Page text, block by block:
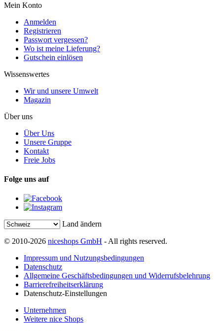
Mein Konto
Anmelden
Registrieren
Passwort vergessen?
Wo ist meine Lieferung?
Gutschein einlösen
Wissenswertes
Wir und unsere Umwelt
Magazin
Über uns
Über Uns
Unsere Gruppe
Kontakt
Freie Jobs
Folge uns auf
Land ändern
© 2010-2026 niceshops GmbH - All rights reserved.
Impressum und Nutzungsbedingungen
Datenschutz
Allgemeine Geschäftsbedingungen und Widerrufsbelehrung
Barrierefreiheitserklärung
Datenschutz-Einstellungen
Unternehmen
Weitere nice Shops